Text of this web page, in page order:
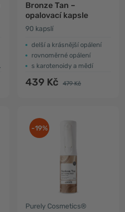
Bronze Tan –
opalovací kapsle
90 kapslí
delší a krásnější opálení
rovnoměrné opálení
s karotenoidy a mědí
439 Kč 479 Kč
-19%
Purely Cosmetics®